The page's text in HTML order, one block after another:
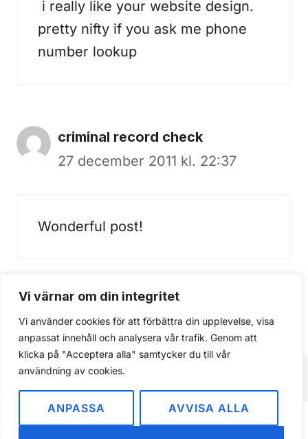
Vi värnar om din integritet
Vi använder cookies för att förbättra din upplevelse, visa
anpassat innehåll och analysera vår trafik. Genom att
klicka på "Acceptera alla" samtycker du till vår
användning av cookies.
ANPASSA AVVISA ALLA
i really like your website design.
pretty nifty if you ask me phone
number lookup
criminal record check
27 december 2011 kl. 22:37
Wonderful post!
Om Integritetspolicy